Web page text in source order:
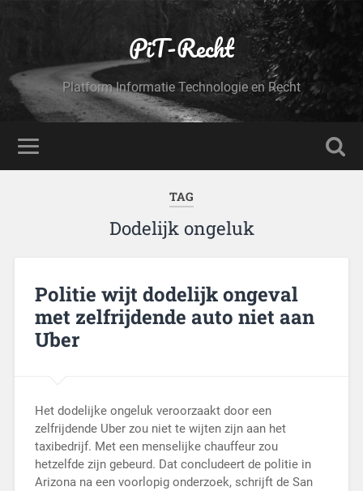
PiT-Recht
Platform Informatie Technologie en Recht
TAG
Dodelijk ongeluk
Politie wijt dodelijk ongeval
met zelfrijdende auto niet aan
Uber
Het dodelijke ongeluk veroorzaakt door een
zelfrijdende Uber zou niet te wijten zijn aan het
taxibedrijf. Met een menselijke chauffeur zou
hetzelfde zijn gebeurd. Dat concludeert de politie in
Arizona na een voorlopig onderzoek, schrijft de San